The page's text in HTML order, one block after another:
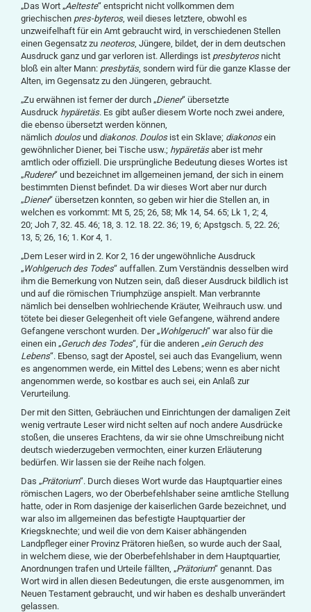
„Das Wort „Aelteste“ entspricht nicht vollkommen dem
griechischen pres-byteros, weil dieses letztere, obwohl es
unzweifelhaft für ein Amt gebraucht wird, in verschiedenen Stellen
einen Gegensatz zu neoteros, Jüngere, bildet, der in dem deutschen
Ausdruck ganz und gar verloren ist. Allerdings ist presbyterosnicht
bloß ein alter Mann: presbytäs, sondern wird für die ganze Klasse der
Alten, im Gegensatz zu den Jüngeren, gebraucht.
„Zu erwähnen ist ferner der durch „Diener“ übersetzte
Ausdruck hypäretäs. Es gibt außer diesem Worte noch zwei andere,
die ebenso übersetzt werden können,
nämlich doulosund diakonos. Doulosist ein Sklave; diakonosein
gewöhnlicher Diener, bei Tische usw.; hypäretäsaber ist mehr
amtlich oder offiziell. Die ursprüngliche Bedeutung dieses Wortes ist
„Ruderer“ und bezeichnet im allgemeinen jemand, der sich in einem
bestimmten Dienst befindet. Da wir dieses Wort aber nur durch
„Diener“ übersetzen konnten, so geben wir hier die Stellen an, in
welchen es vorkommt: Mt 5, 25; 26, 58; Mk 14, 54. 65; Lk 1, 2; 4,
20; Joh 7, 32. 45. 46; 18, 3. 12. 18. 22. 36; 19, 6; Apstgsch. 5, 22. 26;
13, 5; 26, 16; 1. Kor 4, 1.
„Dem Leser wird in 2. Kor 2, 16 der ungewöhnliche Ausdruck
„Wohlgeruch des Todes“ auffallen. Zum Verständnis desselben wird
ihm die Bemerkung von Nutzen sein, daß dieser Ausdruck bildlich ist
und auf die römischen Triumphzüge anspielt. Man verbrannte
nämlich bei denselben wohlriechende Kräuter, Weihrauch usw. und
tötete bei dieser Gelegenheit oft viele Gefangene, während andere
Gefangene verschont wurden. Der „Wohlgeruch“ war also für die
einen ein „Geruch des Todes“, für die anderen „ein Geruch des
Lebens“. Ebenso, sagt der Apostel, sei auch das Evangelium, wenn
es angenommen werde, ein Mittel des Lebens; wenn es aber nicht
angenommen werde, so kostbar es auch sei, ein Anlaß zur
Verurteilung.
Der mit den Sitten, Gebräuchen und Einrichtungen der damaligen Zeit
wenig vertraute Leser wird nicht selten auf noch andere Ausdrücke
stoßen, die unseres Erachtens, da wir sie ohne Umschreibung nicht
deutsch wiederzugeben vermochten, einer kurzen Erläuterung
bedürfen. Wir lassen sie der Reihe nach folgen.
Das „Prätorium“. Durch dieses Wort wurde das Hauptquartier eines
römischen Lagers, wo der Oberbefehlshaber seine amtliche Stellung
hatte, oder in Rom dasjenige der kaiserlichen Garde bezeichnet, und
war also im allgemeinen das befestigte Hauptquartier der
Kriegsknechte; und weil die von dem Kaiser abhängenden
Landpfleger einer Provinz Prätoren hießen, so wurde auch der Saal,
in welchem diese, wie der Oberbefehlshaber in dem Hauptquartier,
Anordnungen trafen und Urteile fällten, „Prätorium“ genannt. Das
Wort wird in allen diesen Bedeutungen, die erste ausgenommen, im
Neuen Testament gebraucht, und wir haben es deshalb unverändert
gelassen.